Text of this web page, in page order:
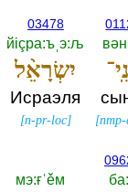
[nmp-
03478
йiçра:ъˌэ:љ
יִשְׂרָאֵ֨ל
Исраэля
[n-pr-loc]
мэ:ғˈěм